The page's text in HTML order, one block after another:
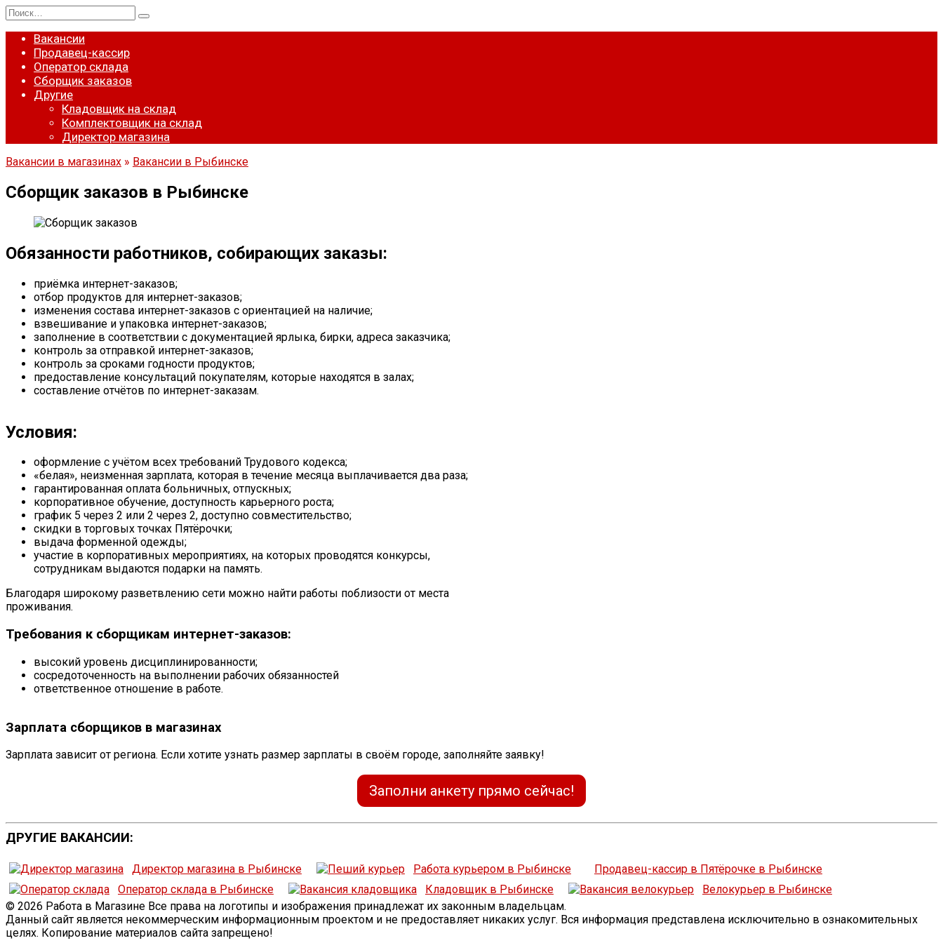
Перейти
к
содержанию
Search
for:
Вакансии
Продавец-кассир
Оператор склада
Сборщик заказов
Другие
Кладовщик на склад
Комплектовщик на склад
Директор магазина
Вакансии в магазинах » Вакансии в Рыбинске
Сборщик заказов в Рыбинске
Обязанности работников, собирающих заказы:
приёмка интернет-заказов;
отбор продуктов для интернет-заказов;
изменения состава интернет-заказов с ориентацией на наличие;
взвешивание и упаковка интернет-заказов;
заполнение в соответствии с документацией ярлыка, бирки, адреса заказчика;
контроль за отправкой интернет-заказов;
контроль за сроками годности продуктов;
предоставление консультаций покупателям, которые находятся в залах;
составление отчётов по интернет-заказам.
Условия:
оформление с учётом всех требований Трудового кодекса;
«белая», неизменная зарплата, которая в течение месяца выплачивается два раза;
гарантированная оплата больничных, отпускных;
корпоративное обучение, доступность карьерного роста;
график 5 через 2 или 2 через 2, доступно совместительство;
скидки в торговых точках Пятёрочки;
выдача форменной одежды;
участие в корпоративных мероприятиях, на которых проводятся конкурсы,
сотрудникам выдаются подарки на память.
Благодаря широкому разветвлению сети можно найти работы поблизости от места
проживания.
Требования к сборщикам интернет-заказов:
высокий уровень дисциплинированности;
сосредоточенность на выполнении рабочих обязанностей
ответственное отношение в работе.
Зарплата сборщиков в магазинах
Зарплата зависит от региона. Если хотите узнать размер зарплаты в своём городе, заполняйте заявку!
Заполни анкету прямо сейчас!
ДРУГИЕ ВАКАНСИИ:
Директор магазина в Рыбинске Работа курьером в Рыбинске
Продавец-кассир в Пятёрочке в Рыбинске
Оператор склада в Рыбинске
Кладовщик в Рыбинске
Велокурьер в Рыбинске
© 2026 Работа в Магазине Все права на логотипы и изображения принадлежат их законным владельцам.
Данный сайт является некоммерческим информационным проектом и не предоставляет никаких услуг. Вся информация представлена исключительно в ознакомительных
целях. Копирование материалов сайта запрещено!